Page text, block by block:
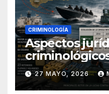
CRIMINOLOGÍA
Aspectos
lucha contra
en el sur de
27 MAYO, 2026